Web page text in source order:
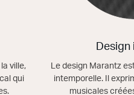
ville,
qui
Design
Le design Marantz
intemporelle. Il
musicales